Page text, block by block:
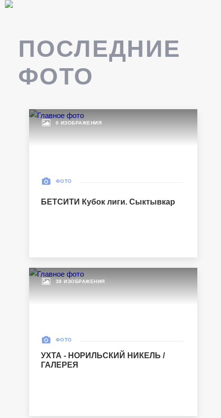
ПОСЛЕДНИЕ
ФОТО
0 ИЗОБРАЖЕНИЯ
ФОТО
БЕТСИТИ Кубок лиги. Сыктывкар
38 ИЗОБРАЖЕНИЯ
ФОТО
УХТА - НОРИЛЬСКИЙ НИКЕЛЬ /
ГАЛЕРЕЯ